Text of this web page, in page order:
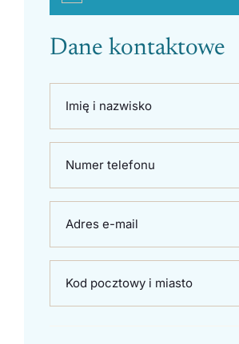
Dane kontaktowe
Imię i nazwisko
Numer telefonu
Adres e-mail
Kod pocztowy i miasto